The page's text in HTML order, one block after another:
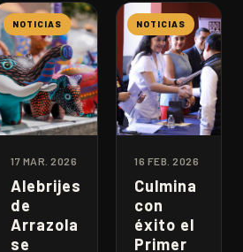
NOTICIAS
17 MAR. 2026
Alebrijes
de
Arrazola
se
NOTICIAS
16 FEB. 2026
Culmina
con
éxito el
Primer